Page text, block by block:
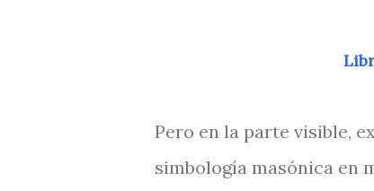
Pero en la parte visible,
simbología masónica en